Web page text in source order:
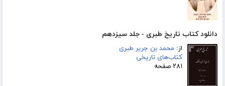
دانلود کتاب تاریخ طبری - جلد سیزدهم
از: محمد بن جریر طبری
کتاب‌های تاریخی
۲۸۱ صفحه